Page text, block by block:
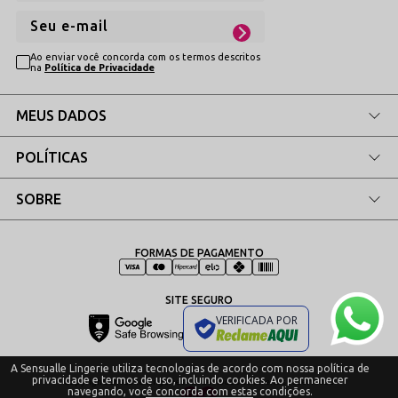
Ao enviar você concorda com os termos descritos
na Política de Privacidade
MEUS DADOS
POLÍTICAS
SOBRE
FORMAS DE PAGAMENTO
SITE SEGURO
VERIFICADA POR
Copyrigh Sensualle Lingeries - 2024. Todos os direitos reservados.
A Sensualle Lingerie utiliza tecnologias de acordo com nossa política de
privacidade e termos de uso, incluindo cookies. Ao permanecer
navegando, você concorda com estas condições.